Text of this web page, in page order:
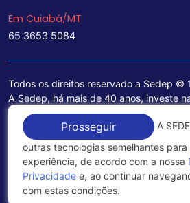
Em Cuiabá/MT
65 3653 5084
Todos os direitos reservado a Sedep ©
A Sedep, há mais de 40 anos, investe
treinamento de funcionários e na
ponta para a ampliação de seu portfólio
para a área jurídica, que contemplam
excelentes soluções empresariais.
Política de Privacidade
Prosseguir
A
outras tecnologias semelhantes para
experiência, de acordo com a nossa
Privacidade e, ao continuar
com estas condições.